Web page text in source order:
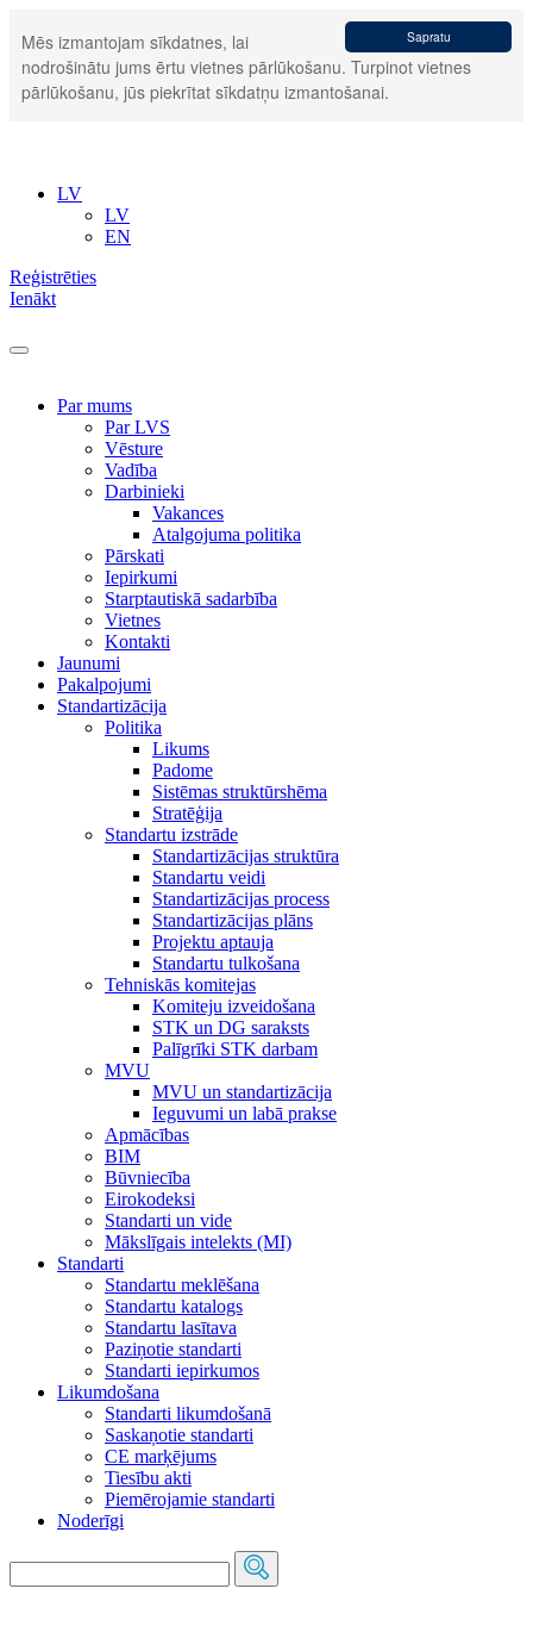
Sapratu
Mēs izmantojam sīkdatnes, lai
nodrošinātu jums ērtu vietnes pārlūkošanu. Turpinot vietnes
pārlūkošanu, jūs piekrītat sīkdatņu izmantošanai.
LV
LV
EN
Reģistrēties
Ienākt
Par mums
Par LVS
Vēsture
Vadība
Darbinieki
Vakances
Atalgojuma politika
Pārskati
Iepirkumi
Starptautiskā sadarbība
Vietnes
Kontakti
Jaunumi
Pakalpojumi
Standartizācija
Politika
Likums
Padome
Sistēmas struktūrshēma
Stratēģija
Standartu izstrāde
Standartizācijas struktūra
Standartu veidi
Standartizācijas process
Standartizācijas plāns
Projektu aptauja
Standartu tulkošana
Tehniskās komitejas
Komiteju izveidošana
STK un DG saraksts
Palīgrīki STK darbam
MVU
MVU un standartizācija
Ieguvumi un labā prakse
Apmācības
BIM
Būvniecība
Eirokodeksi
Standarti un vide
Mākslīgais intelekts (MI)
Standarti
Standartu meklēšana
Standartu katalogs
Standartu lasītava
Paziņotie standarti
Standarti iepirkumos
Likumdošana
Standarti likumdošanā
Saskaņotie standarti
CE marķējums
Tiesību akti
Piemērojamie standarti
Noderīgi